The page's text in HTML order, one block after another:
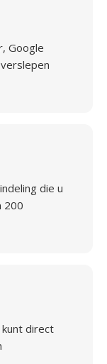
Google
die u
200
direct